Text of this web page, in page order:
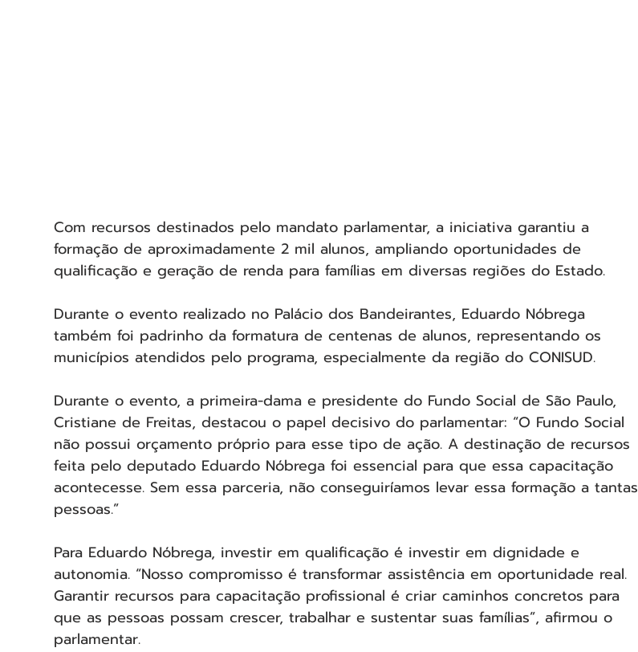
Com recursos destinados pelo mandato parlamentar, a iniciativa garantiu a
formação de aproximadamente 2 mil alunos, ampliando oportunidades de
qualificação e geração de renda para famílias em diversas regiões do Estado.
Durante o evento realizado no Palácio dos Bandeirantes, Eduardo Nóbrega
também foi padrinho da formatura de centenas de alunos, representando os
municípios atendidos pelo programa, especialmente da região do CONISUD.
Durante o evento, a primeira-dama e presidente do Fundo Social de São Paulo,
Cristiane de Freitas, destacou o papel decisivo do parlamentar: “O Fundo Social
não possui orçamento próprio para esse tipo de ação. A destinação de recursos
feita pelo deputado Eduardo Nóbrega foi essencial para que essa capacitação
acontecesse. Sem essa parceria, não conseguiríamos levar essa formação a tantas
pessoas.”
Para Eduardo Nóbrega, investir em qualificação é investir em dignidade e
autonomia. “Nosso compromisso é transformar assistência em oportunidade real.
Garantir recursos para capacitação profissional é criar caminhos concretos para
que as pessoas possam crescer, trabalhar e sustentar suas famílias”, afirmou o
parlamentar.